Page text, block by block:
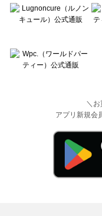
＼お
アプリ新規会